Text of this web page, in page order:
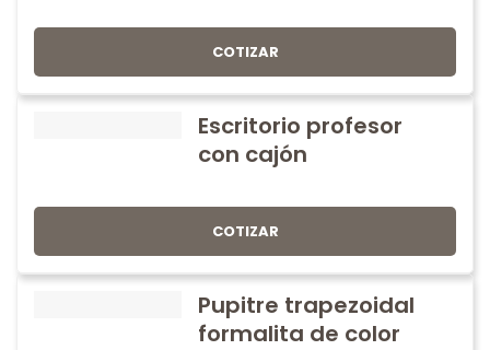
COTIZAR
Escritorio profesor
con cajón
COTIZAR
Pupitre trapezoidal
formalita de color